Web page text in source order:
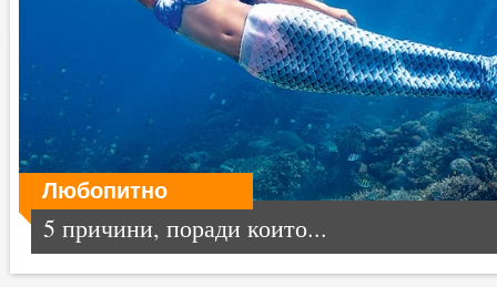
Любопитно
5 причини, поради които...